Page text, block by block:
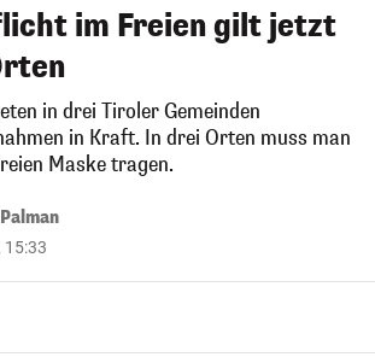
im Freien gilt jetzt
in drei Tiroler Gemeinden
in Kraft. In drei Orten muss man
Maske tragen.
15:33